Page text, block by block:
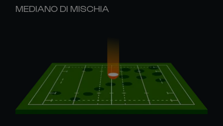
MEDIANO DI MISCHIA